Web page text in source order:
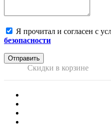
Я прочитал и согласен с
безопасности
Отправить
Скидки в корзине